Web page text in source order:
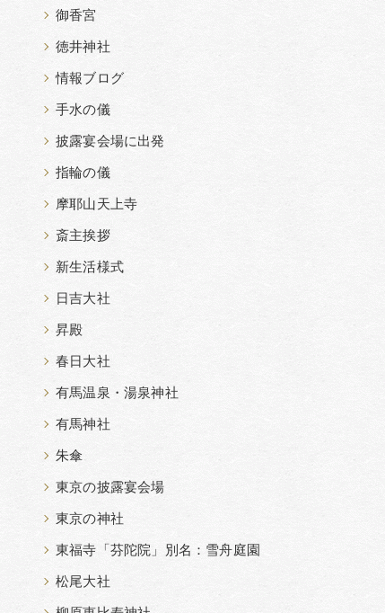
御香宮
徳井神社
情報ブログ
手水の儀
披露宴会場に出発
指輪の儀
摩耶山天上寺
斎主挨拶
新生活様式
日吉大社
昇殿
春日大社
有馬温泉・湯泉神社
有馬神社
朱傘
東京の披露宴会場
東京の神社
東福寺「芬陀院」別名：雪舟庭園
松尾大社